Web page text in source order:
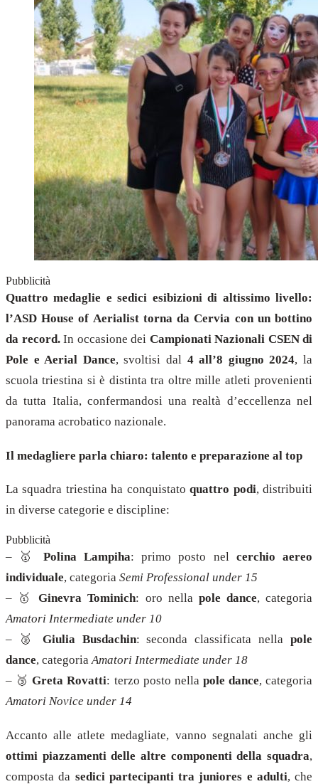
Pubblicità
Quattro medaglie e sedici esibizioni di altissimo livello:
l’ASD House of Aerialist torna da Cervia con un bottino
da record.In occasione dei Campionati Nazionali CSEN di
Pole e Aerial Dance, svoltisi dal 4 all’8 giugno 2024, la
scuola triestina si è distinta tra oltre mille atleti provenienti
da tutta Italia, confermandosi una realtà d’eccellenza nel
panorama acrobatico nazionale.
Il medagliere parla chiaro: talento e preparazione al top
La squadra triestina ha conquistatoquattro podi, distribuiti
in diverse categorie e discipline:
Pubblicità
– 🥇 Polina Lampiha: primo posto nel cerchio aereo
individuale, categoria Semi Professional under 15
– 🥇Ginevra Tominich: oro nella pole dance, categoria
Amatori Intermediate under 10
– 🥈 Giulia Busdachin: seconda classificata nella pole
dance, categoriaAmatori Intermediate under 18
– 🥉Greta Rovatti: terzo posto nella pole dance, categoria
Amatori Novice under 14
Accanto alle atlete medagliate, vanno segnalati anche gli
ottimi piazzamenti delle altre componenti della squadra,
composta da sedici partecipanti tra juniores e adulti, che